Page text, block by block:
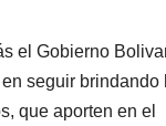
el Gobierno
seguir brindando
que aporten en el